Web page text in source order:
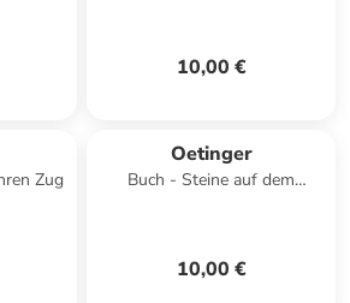
10,00 €
Zug
Oetinger
Buch - Steine auf dem
10,00 €